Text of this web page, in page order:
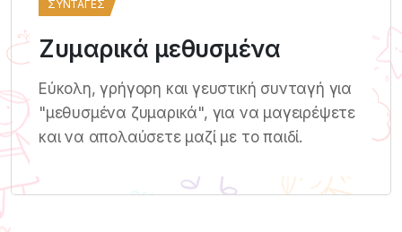
ΣΥΝΤΑΓΈΣ
Ζυμαρικά μεθυσμένα
Εύκολη, γρήγορη και γευστική συνταγή για
"μεθυσμένα ζυμαρικά", για να μαγειρέψετε
και να απολαύσετε μαζί με το παιδί.